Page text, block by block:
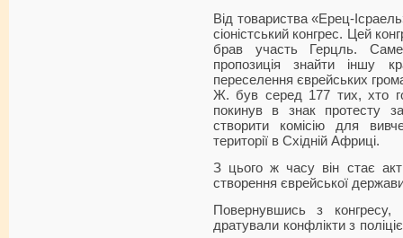
Від товариства «Ерец-
сіоністський конгрес. Цей
брав участь Герцль.
пропозиція знайти іншу
переселення єврейських
Ж. був серед 177 тих, хто
покинув в знак протесту
створити комісію для
території в Східній Африці.
З цього ж часу він стає
створення єврейської
Повернувшись з
дратували конфлікти з